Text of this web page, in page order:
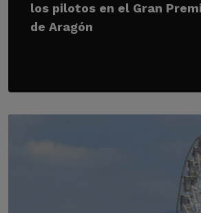
los pilotos en el Gran
de Aragón